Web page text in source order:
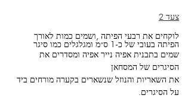
צעד 2
לוקחים את רבעי הפיתה ,ושמים כמות לאורך
הפיתה בעובי של כ-1 ס״מ ומגלגלים כמו סיגר
שמים בתבנית אפיה נייר אפיה ומסדרים את
הסיגרים של המסחאן
את השאריות והנוזל שנשארים בקערה מורחים ביד
על הסיגרים.